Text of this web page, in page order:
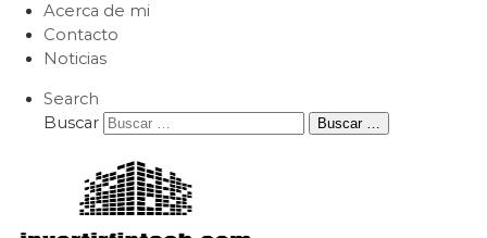
Acerca de mi
Contacto
Noticias
Search
Buscar
Buscar …